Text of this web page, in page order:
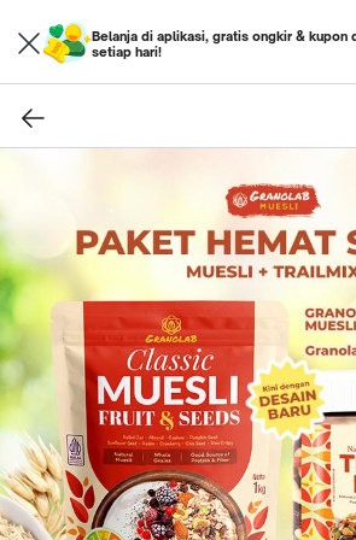
Belanja di aplikasi, gratis ongkir & kupon
setiap hari!